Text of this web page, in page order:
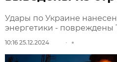
Удары по Украине
энергетики - повреждены
10:16 25.12.2024